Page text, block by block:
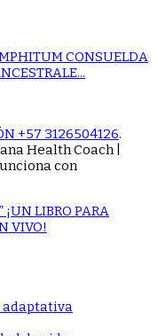
+57 3126504126.
Health Coach |
con
¡UN LIBRO PARA
VIVO!